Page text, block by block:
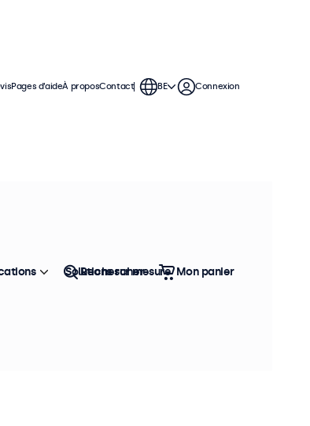
Ces moniteurs RCA
leur permettant
Top vente
Pages d’aideÀ proposContact BE Connexion
Solutions sur mesure
Rechercher Mon panier